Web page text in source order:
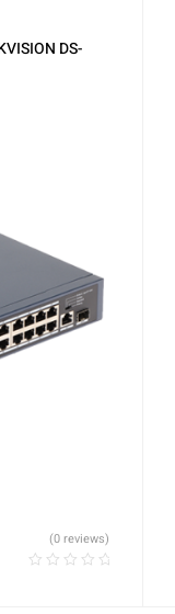
DS-
(0 reviews)